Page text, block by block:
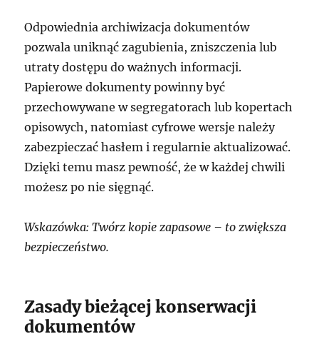
Odpowiednia archiwizacja dokumentów
pozwala uniknąć zagubienia, zniszczenia lub
utraty dostępu do ważnych informacji.
Papierowe dokumenty powinny być
przechowywane w segregatorach lub kopertach
opisowych, natomiast cyfrowe wersje należy
zabezpieczać hasłem i regularnie aktualizować.
Dzięki temu masz pewność, że w każdej chwili
możesz po nie sięgnąć.
Wskazówka: Twórz kopie zapasowe – to zwiększa
bezpieczeństwo.
Zasady bieżącej konserwacji
dokumentów